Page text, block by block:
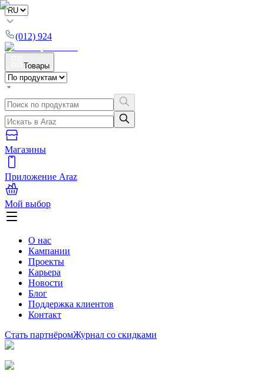
(012) 924
Товары
Магазины
Приложение Araz
Мой выбор
О нас
Кампании
Проекты
Карьера
Новости
Блог
Поддержка клиентов
Контакт
Стать партнёромЖурнал со скидками